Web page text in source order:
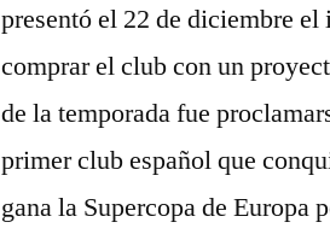
presentó el 22 de diciembre
comprar el club con un
de la temporada fue
primer club español que
gana la Supercopa de Europa